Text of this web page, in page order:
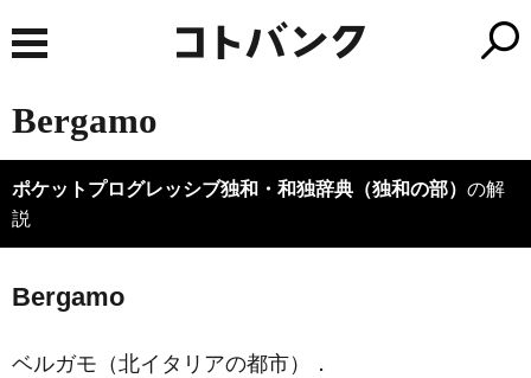
Bergamo
ポケットプログレッシブ独和・和独辞典（独和の部） の解
説
Bergamo
ベルガモ（北イタリアの都市）．